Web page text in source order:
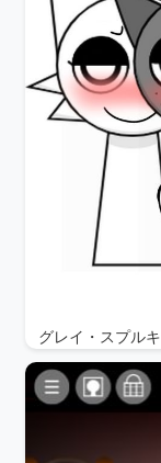
グレイ・スプルキ